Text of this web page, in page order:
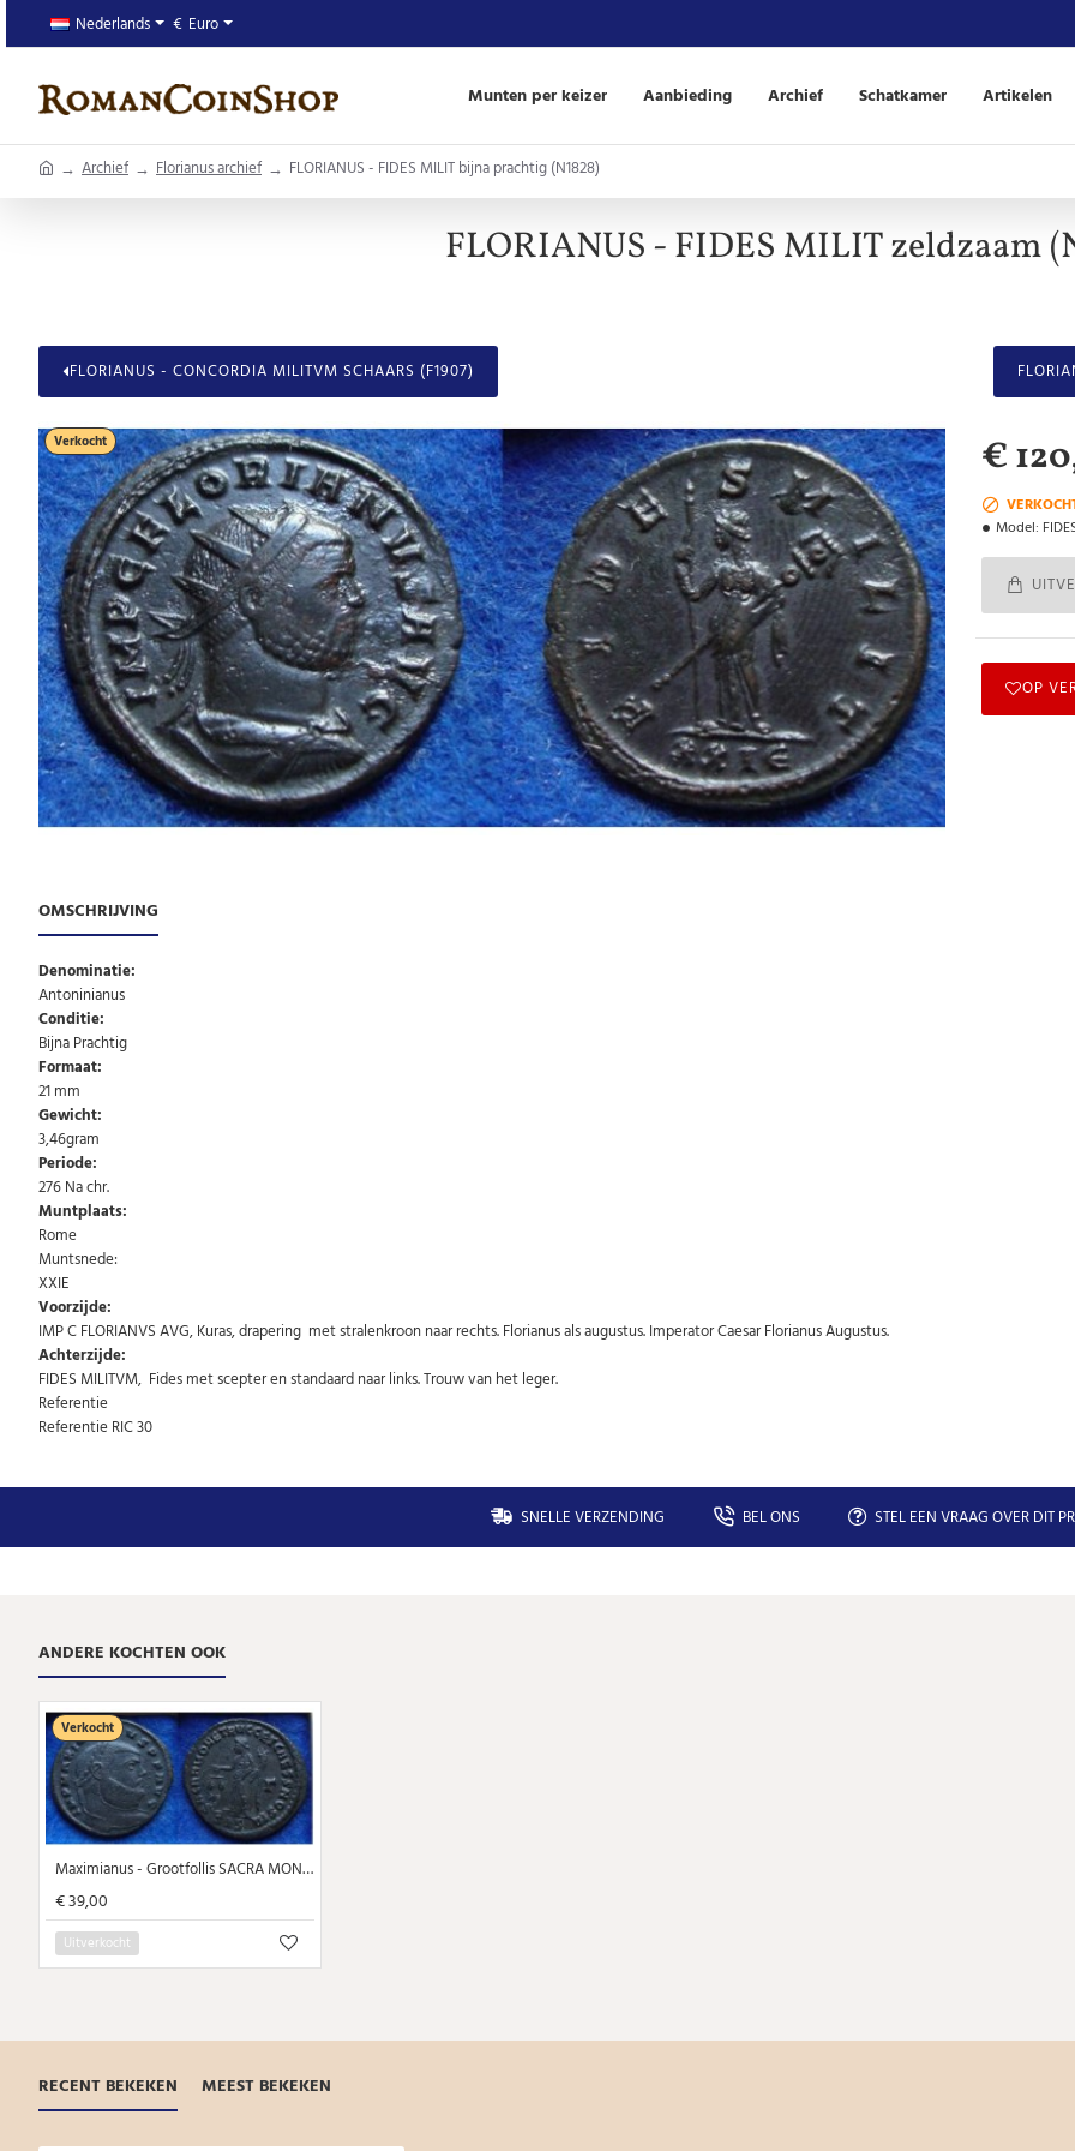
Uw
Nederlands € Euro
Munten per keizer Aanbieding Archief Schatkamer Artikelen
homeArchief Florianus archief FLORIANUS - FIDES MILIT bijna prachtig (N1828)
FLORIANUS - FIDES MILIT zeldzaam
FLORIANUS - CONCORDIA MILITVM SCHAARS (F1907)
Verkocht
Model:
€
OP
OMSCHRIJVING
Denominatie:
Antoninianus
Conditie:
Bijna Prachtig
Formaat:
21 mm
Gewicht:
3,46gram
Periode:
276 Na chr.
Muntplaats:
Rome
Muntsnede:
XXIE
Voorzijde:
IMP C FLORIANVS AVG, Kuras, drapering met stralenkroon naar rechts. Florianus als augustus. Imperator Caesar Florianus Augustus.
Achterzijde:
FIDES MILITVM, Fides met scepter en standaard naar links. Trouw van het leger.
Referentie
Referentie RIC 30
SNELLE VERZENDING BEL ONS STEL EEN VRAAG OVER DIT
ANDERE KOCHTEN OOK
Verkocht
Maximianus - Grootfollis SACRA MONET (Au1936)
€ 39,00
Uitverkocht
RECENT BEKEKEN MEEST BEKEKEN